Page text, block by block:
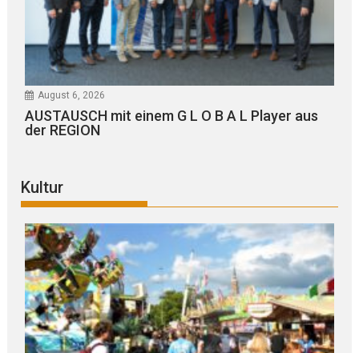
August 6, 2026
AUSTAUSCH mit einem G L O B A L Player aus
der REGION
Kultur